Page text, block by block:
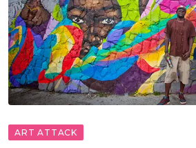
ART ATTACK